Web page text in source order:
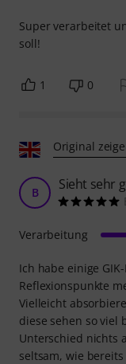
Super verarbeitet
soll!
1 0
Original
B Sieht sehr
Ich habe einige
Reflexionspunkte
Vielleicht
diese sehen so viel
Unterschied nichts
seltsam, wie
Verarbeitung